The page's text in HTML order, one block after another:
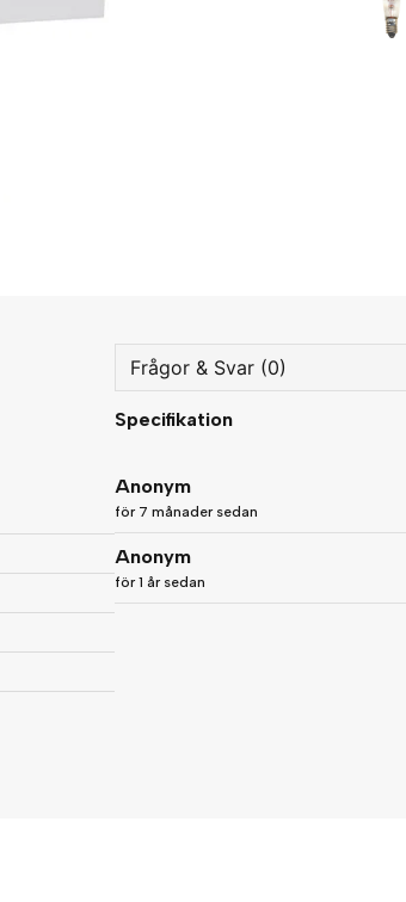
Frågor & Svar (0)
question
name
Namn
Specifikation
Anonym
för 7 månader sedan
Anonym
för 1 år sedan